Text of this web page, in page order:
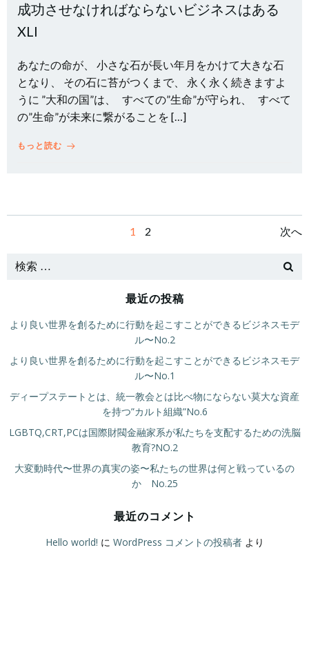
成功させなければならないビジネスはある
XLI
あなたの命が、 小さな石が長い年月をかけて大きな石
となり、 その石に苔がつくまで、 永く永く続きますよ
うに ”大和の国”は、 すべての”生命”が守られ、 すべて
の”生命”が未来に繋がることを […]
もっと読む
稿
ビ
ゲ
ー
シ
ョ
稿
ビ
ゲ
ー
シ
ョ
固
ジ
1
固
ジ
2
投
稿
ビ
ゲ
ー
シ
次へ
最近の投稿
より良い世界を創るために行動を起こすことができるビジネスモデ
ル〜No.2
より良い世界を創るために行動を起こすことができるビジネスモデ
ル〜No.1
ディープステートとは、統一教会とは比べ物にならない莫大な資産
を持つ”カルト組織”No.6
LGBTQ,CRT,PCは国際財閥金融家系が私たちを支配するための洗脳
教育?NO.2
大変動時代〜世界の真実の姿〜私たちの世界は何と戦っているの
か No.25
最近のコメント
Hello world! に WordPress コメントの投稿者より